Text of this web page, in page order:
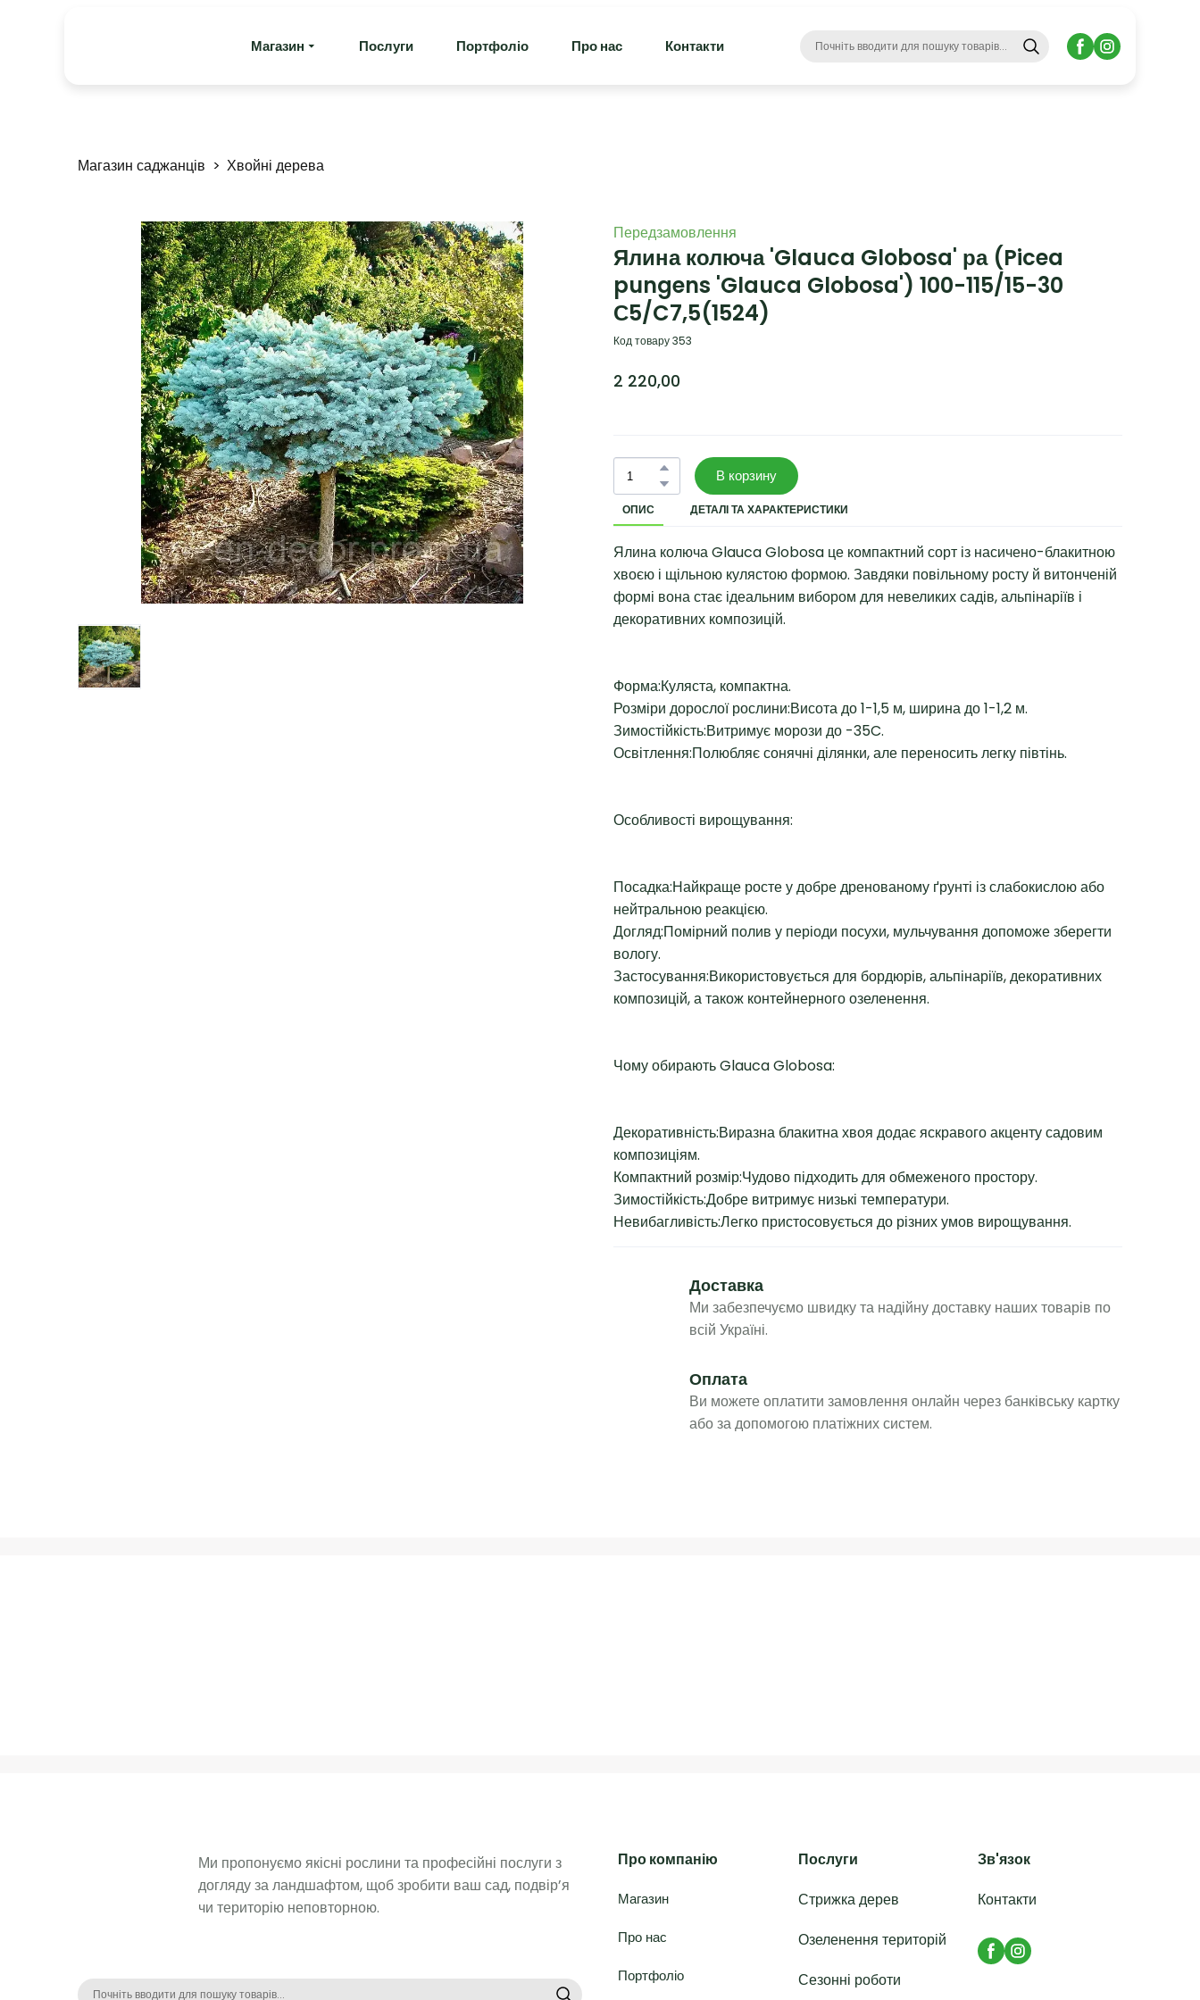
Магазин Послуги Портфоліо Про нас Контакти
Магазин саджанців Хвойні дерева
Передзамовлення
Ялина колюча 'Glauca Globosa' ра (Picea
pungens 'Glauca Globosa') 100-115/15-30
С5/C7,5(1524)
Код товару 353
2 220,00
В корзину
ОПИС ДЕТАЛІ ТА ХАРАКТЕРИСТИКИ
Ялина колюча Glauca Globosa це компактний сорт із насичено-блакитною
хвоєю і щільною кулястою формою. Завдяки повільному росту й витонченій
формі вона стає ідеальним вибором для невеликих садів, альпінаріїв і
декоративних композицій.
Форма:Куляста, компактна.
Розміри дорослої рослини:Висота до 1-1,5 м, ширина до 1-1,2 м.
Зимостійкість:Витримує морози до -35C.
Освітлення:Полюбляє сонячні ділянки, але переносить легку півтінь.
Особливості вирощування:
Посадка:Найкраще росте у добре дренованому ґрунті із слабокислою або
нейтральною реакцією.
Догляд:Помірний полив у періоди посухи, мульчування допоможе зберегти
вологу.
Застосування:Використовується для бордюрів, альпінаріїв, декоративних
композицій, а також контейнерного озеленення.
Чому обирають Glauca Globosa:
Декоративність:Виразна блакитна хвоя додає яскравого акценту садовим
композиціям.
Компактний розмір:Чудово підходить для обмеженого простору.
Зимостійкість:Добре витримує низькі температури.
Невибагливість:Легко пристосовується до різних умов вирощування.
Доставка
Ми забезпечуємо швидку та надійну доставку наших товарів по
всій Україні.
Оплата
Ви можете оплатити замовлення онлайн через банківську картку
або за допомогою платіжних систем.
Ми пропонуємо якісні рослини та професійні послуги з
догляду за ландшафтом, щоб зробити ваш сад, подвір’я
чи територію неповторною.
Про компанію
Магазин
Про нас
Портфоліо
Послуги
Стрижка дерев
Озеленення територій
Сезонні роботи
Зв'язок
Контакти